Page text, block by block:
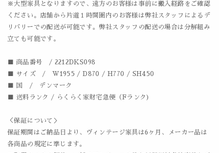
※大型家具となりますので、遠方のお客様は事前に搬入経路をご確認
ください。店舗から片道１時間圏内のお客様は弊社スタッフによるデ
リバリーでの配送が可能です。弊社スタッフの配送の場合は分解組み
立ても可能です。
■ 商品番号 / 2212DKS098
■ サイズ / W1955 / D870 / H770 / SH450
■ 国 / デンマーク
■ 送料ランク / らくらく家財宅急便（Fランク)
＜保証について＞
保証期間はご納品日より、ヴィンテージ家具は6ヶ月、メーカー品は
各商品の規定に準じます。